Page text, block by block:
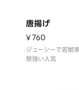
唐揚げ
¥760
ジューシーで若鯱
根強い人気